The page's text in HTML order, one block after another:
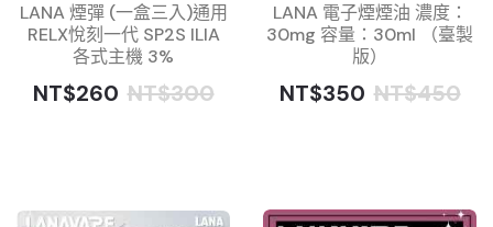
LANA 煙彈 (一盒三入)通用
RELX悅刻一代 SP2S ILIA
各式主機 3%
NT$260 NT$300
LANA 電子煙煙油 濃度：
30mg 容量：30ml （臺製
版）
NT$350 NT$450